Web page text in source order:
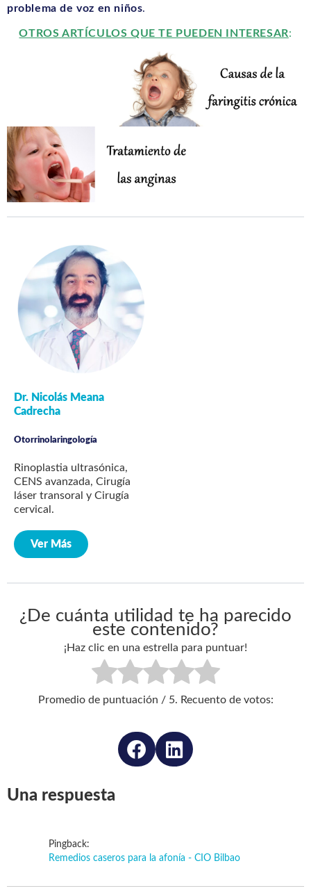
problema de voz en niños.
OTROS ARTÍCULOS QUE TE PUEDEN INTERESAR:
Dr. Nicolás Meana
Cadrecha
Otorrinolaringología
Rinoplastia ultrasónica,
CENS avanzada, Cirugía
láser transoral y Cirugía
cervical.
Ver Más
¿De cuánta utilidad te ha parecido
este contenido?
¡Haz clic en una estrella para puntuar!
Promedio de puntuación / 5. Recuento de votos:
Una respuesta
Pingback:
Remedios caseros para la afonía - CIO Bilbao